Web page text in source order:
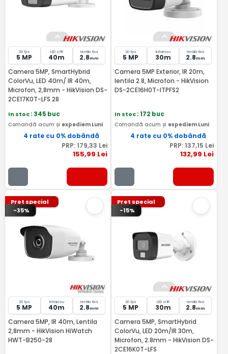
20 fps
5 MP
LED si IR
40m
lentila fixa
2.8mm
Camera 5MP, SmartHybrid
ColorVu, LED 40m/ IR 40m,
Microfon, 2,8mm - HikVision DS-
2CE17K0T-LFS 28
In stoc: 345 buc
Comandă acum și expediem Luni
4 rate cu 0% dobândă
PRP: 179,33 Lei
155,99 Lei
20 fps
5 MP
Infrarosu
30m
lentila fixa
2.8mm
Camera 5MP Exterior, IR 20m,
lentila 2.8, Microfon - HikVision
DS-2CE16H0T-ITPFS2
In stoc: 172 buc
Comandă acum și expediem Luni
4 rate cu 0% dobândă
PRP: 137,15 Lei
132,99 Lei
Pret special
-35%
20 fps
5 MP
Infrarosu
40m
lentila fixa
2.8mm
Camera 5MP, IR 40m, Lentila
2,8mm - HikVision HiWatch
HWT-B250-28
Pret special
-15%
20 fps
5 MP
LED si IR
30m
lentila fixa
2.8mm
Camera 5MP, SmartHybrid
ColorVu, LED 20m/IR 30m,
Microfon, 2.8mm - HikVision DS-
2CE16K0T-LFS